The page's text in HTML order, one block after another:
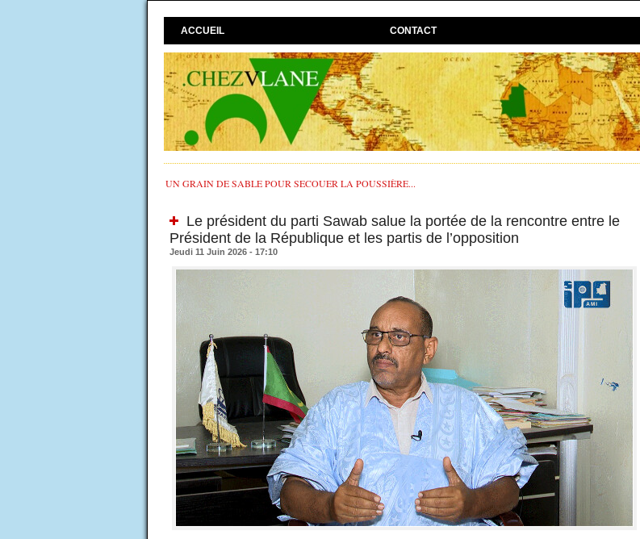
ACCUEIL CONTACT
UN GRAIN DE SABLE POUR SECOUER LA POUSSIÈRE...
Le président du parti Sawab salue la portée de la rencontre entre le
Président de la République et les partis de l’opposition
Jeudi 11 Juin 2026 - 17:10